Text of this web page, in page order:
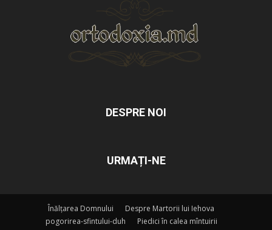
DESPRE NOI
URMAȚI-NE
Înălțarea Domnului
Despre Martorii lui Iehova
pogorirea-sfintului-duh
Piedici în calea mîntuirii